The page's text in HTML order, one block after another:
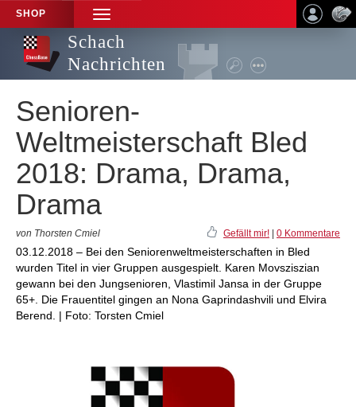
SHOP
TOGGLE
NAVIGATION
Schach
Nachrichten
Senioren-
Weltmeisterschaft Bled
2018: Drama, Drama,
Drama
von Thorsten Cmiel Gefällt mir! 0 Kommentare
03.12.2018 – Bei den Seniorenweltmeisterschaften in Bled
wurden Titel in vier Gruppen ausgespielt. Karen Movsziszian
gewann bei den Jungsenioren, Vlastimil Jansa in der Gruppe
65+. Die Frauentitel gingen an Nona Gaprindashvili und Elvira
Berend. | Foto: Torsten Cmiel